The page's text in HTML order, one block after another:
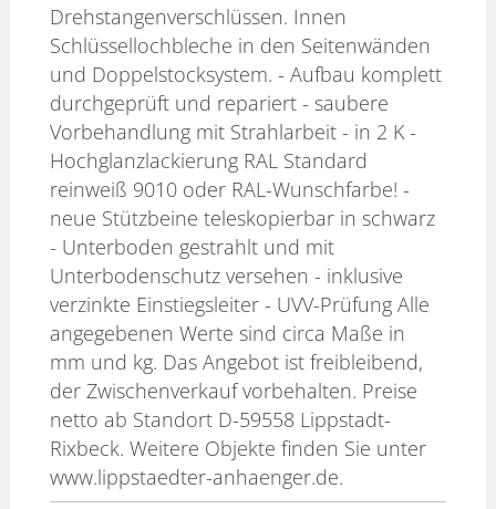
Drehstangenverschlüssen. Innen
Schlüssellochbleche in den Seitenwänden
und Doppelstocksystem. - Aufbau komplett
durchgeprüft und repariert - saubere
Vorbehandlung mit Strahlarbeit - in 2 K -
Hochglanzlackierung RAL Standard
reinweiß 9010 oder RAL-Wunschfarbe! -
neue Stützbeine teleskopierbar in schwarz
- Unterboden gestrahlt und mit
Unterbodenschutz versehen - inklusive
verzinkte Einstiegsleiter - UVV-Prüfung Alle
angegebenen Werte sind circa Maße in
mm und kg. Das Angebot ist freibleibend,
der Zwischenverkauf vorbehalten. Preise
netto ab Standort D-59558 Lippstadt-
Rixbeck. Weitere Objekte finden Sie unter
www.lippstaedter-anhaenger.de.